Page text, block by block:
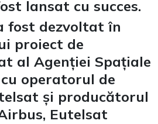
lansat cu succes.
fost dezvoltat în
proiect de
al Agenției Spațiale
operatorul de
și producătorul
Eutelsat